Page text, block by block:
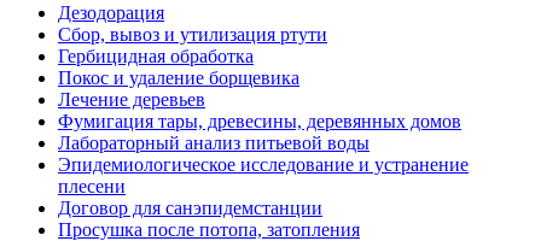
Дезодорация
Сбор, вывоз и утилизация ртути
Гербицидная обработка
Покос и удаление борщевика
Лечение деревьев
Фумигация тары, древесины, деревянных домов
Лабораторный анализ питьевой воды
Эпидемиологическое исследование и устранение
плесени
Договор для санэпидемстанции
Просушка после потопа, затопления